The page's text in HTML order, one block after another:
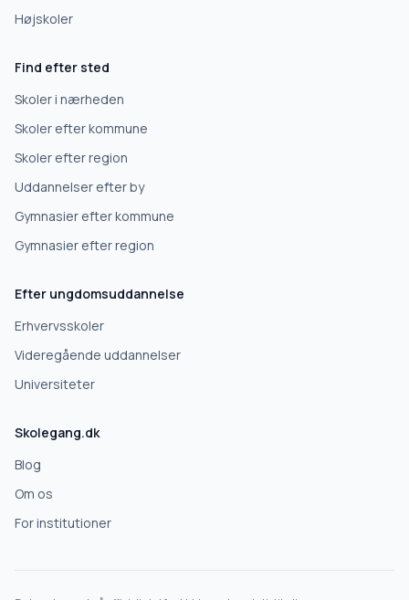
Erhvervsuddannelse
Videregående uddannelse
Højskoler
Find efter sted
Skoler i nærheden
Skoler efter kommune
Skoler efter region
Uddannelser efter by
Gymnasier efter kommune
Gymnasier efter region
Efter ungdomsuddannelse
Erhvervsskoler
Videregående uddannelser
Universiteter
Skolegang.dk
Blog
Om os
For institutioner